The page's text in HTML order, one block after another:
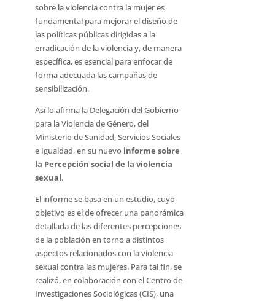
sobre la violencia contra la mujer es
fundamental para mejorar el diseño de
las políticas públicas dirigidas a la
erradicación de la violencia y, de manera
específica, es esencial para enfocar de
forma adecuada las campañas de
sensibilización.
Así lo afirma la Delegación del Gobierno
para la Violencia de Género, del
Ministerio de Sanidad, Servicios Sociales
e Igualdad, en su nuevo informe sobre
la Percepción social de la violencia
sexual.
El informe se basa en un estudio, cuyo
objetivo es el de ofrecer una panorámica
detallada de las diferentes percepciones
de la población en torno a distintos
aspectos relacionados con la violencia
sexual contra las mujeres. Para tal fin, se
realizó, en colaboración con el Centro de
Investigaciones Sociológicas (CIS), una